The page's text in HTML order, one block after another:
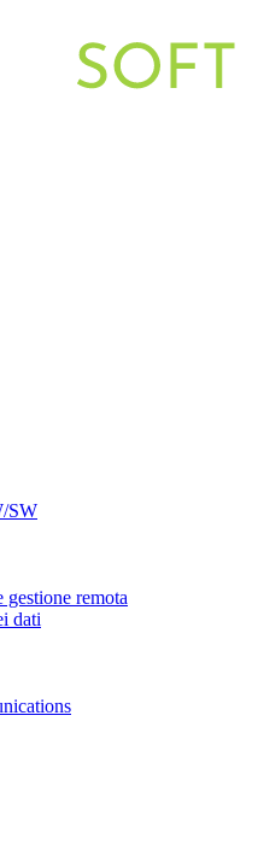
SW
remota
dati